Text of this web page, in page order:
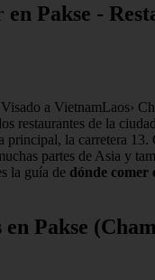
en Pakse -
a VietnamLaos›
restaurantes de la
principal, la carretera
partes de Asia y
la guía de dónde comer
Pakse